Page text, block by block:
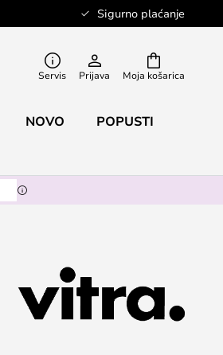
Sigurno plaćanje
Moja košarica
Servis Prijava
NOVO POPUSTI